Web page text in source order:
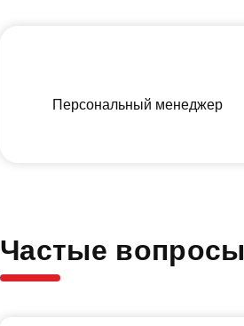
Персональный менеджер
Частые вопросы